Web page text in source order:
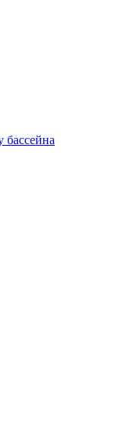
бассейна